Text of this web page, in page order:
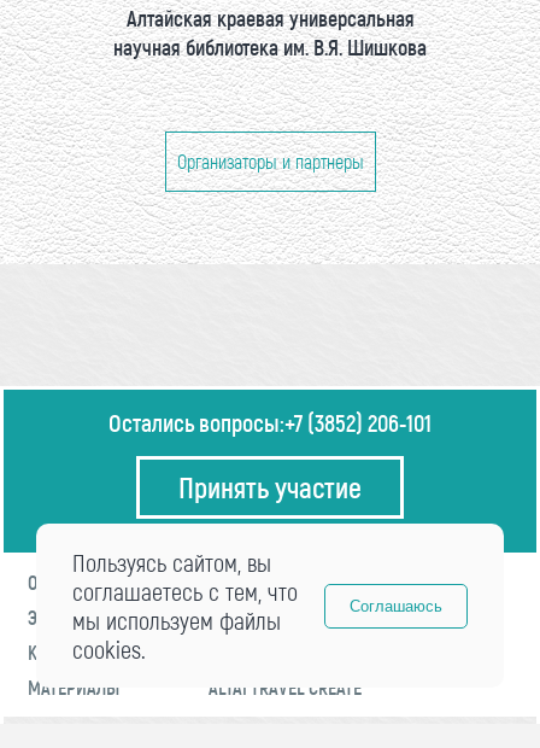
Алтайская краевая универсальная
научная библиотека им. В.Я. Шишкова
Организаторы и партнеры
Остались вопросы:+7 (3852) 206-101
Принять участие
О ФОРУМЕ
ПРОГРАММА
ЭКСПЕРТЫ
НОВОСТИ
КОНТАКТЫ
МАТЕРИАЛЫ
ALTAI TRAVEL CREATE
Пользуясь сайтом, вы
соглашаетесь с тем, что
мы используем файлы
cookies.
Соглашаюсь